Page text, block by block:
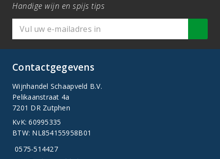
Handige wijn en spijs tips
Contactgegevens
Wijnhandel Schaapveld B.V.
Pelikaanstraat 4a
7201 DR Zutphen
KvK: 60995335
BTW: NL854155958B01
0575-514427